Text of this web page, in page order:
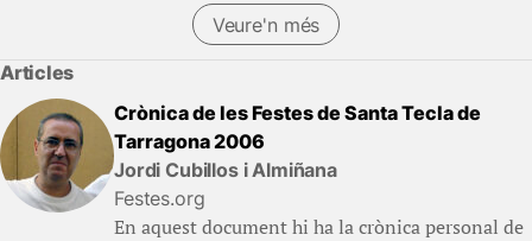
Veure'n més
Articles
Crònica de les Festes de Santa Tecla de
Tarragona 2006
Jordi Cubillos i Almiñana
Festes.org
En aquest document hi ha la crònica personal de